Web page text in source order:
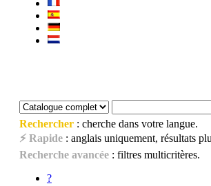
Rechercher: cherche dans votre langue.
⚡ Rapide: anglais uniquement, résultats
Recherche avancée: filtres multicritères.
?